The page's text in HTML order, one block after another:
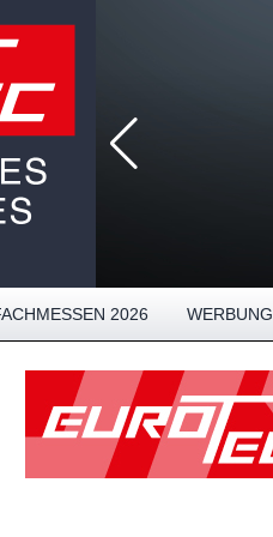
2026 WERBUNG